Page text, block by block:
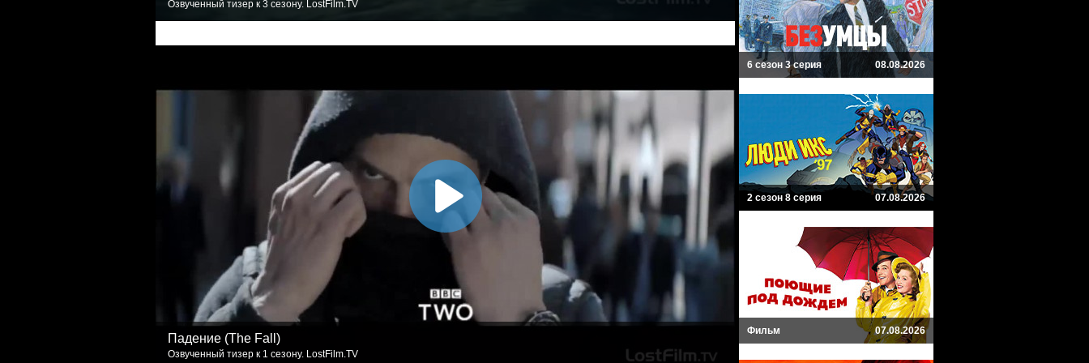
Озвученный тизер к 3 сезону. LostFilm.TV
Падение (The Fall)
Озвученный тизер к 1 сезону. LostFilm.TV
6 сезон 3 серия 08.08.2026
2 сезон 8 серия 07.08.2026
Фильм 07.08.2026